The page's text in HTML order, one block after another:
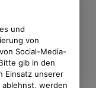
und
von
Social-Media-
gib in den
Einsatz unserer
werden